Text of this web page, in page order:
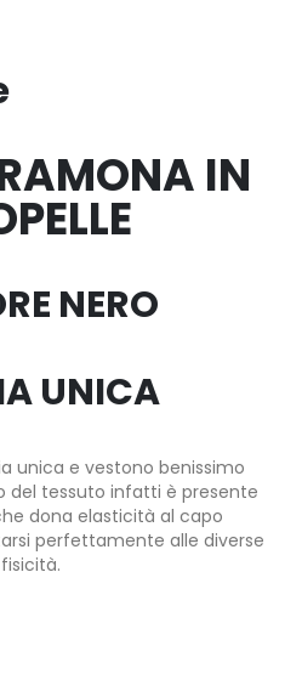
IN
NERO
UNICA
unica e vestono benissimo
del tessuto infatti è presente
dona elasticità al capo
perfettamente alle diverse
fisicità.